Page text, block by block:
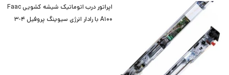
اپراتور درب اتوماتیک شیشه کشویی Faac
A100 با رادار انرژی سیوینگ پروفیل 4-3